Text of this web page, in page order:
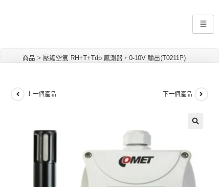
商品 > 壓縮空氣 RH+T+Tdp 感測器，0-10V 輸出(T0211P)
上一個產品 下一個產品